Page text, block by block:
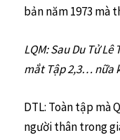
bản năm 1973 mà
LQM: Sau Du Tử
mắt Tập 2,3… nữa
DTL: Toàn tập mà
người thân trong